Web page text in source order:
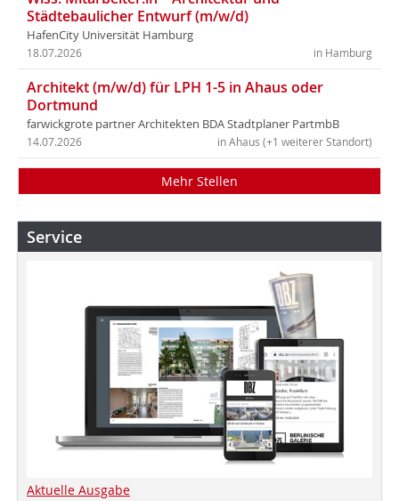
Städtebaulicher Entwurf (m/w/d)
HafenCity Universität Hamburg
in Hamburg
18.07.2026
Architekt (m/w/d) für LPH 1-5 in Ahaus oder
Dortmund
farwickgrote partner Architekten BDA Stadtplaner PartmbB
in Ahaus (+1 weiterer Standort)
14.07.2026
Mehr Stellen
Service
Aktuelle Ausgabe